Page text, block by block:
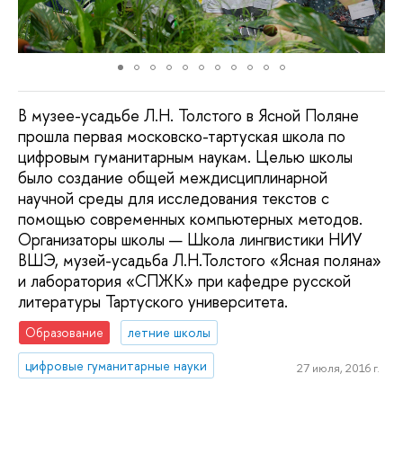
В музее-усадьбе Л.Н. Толстого в Ясной Поляне
прошла первая московско-тартуская школа по
цифровым гуманитарным наукам. Целью школы
было создание общей междисциплинарной
научной среды для исследования текстов с
помощью современных компьютерных методов.
Организаторы школы — Школа лингвистики НИУ
ВШЭ, музей-усадьба Л.Н.Толстого «Ясная поляна»
и лаборатория «СПЖК» при кафедре русской
литературы Тартуского университета.
Образование
летние школы
цифровые гуманитарные науки
27 июля, 2016 г.